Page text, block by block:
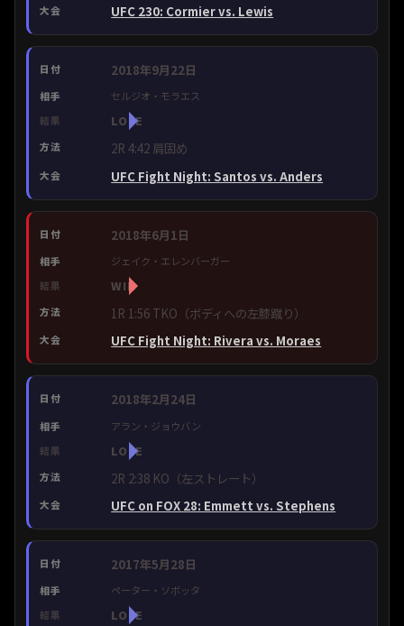
UFC 230: Cormier vs. Lewis
2018年9月22日
セルジオ・モラエス
LOSE
2R 4:42 肩固め
UFC Fight Night: Santos vs. Anders
2018年6月1日
ジェイク・エレンバーガー
WIN
1R 1:56 TKO（ボディへの左膝蹴り）
UFC Fight Night: Rivera vs. Moraes
2018年2月24日
アラン・ジョウバン
LOSE
2R 2:38 KO（左ストレート）
UFC on FOX 28: Emmett vs. Stephens
2017年5月28日
ペーター・ソボッタ
LOSE